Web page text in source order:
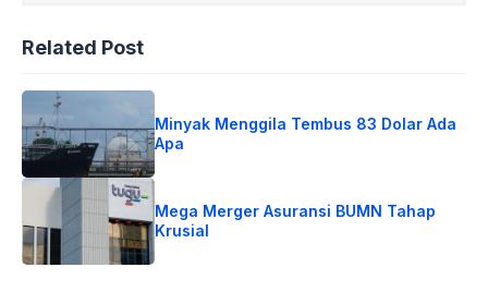
Related Post
Minyak Menggila Tembus 83 Dolar Ada
Apa
Mega Merger Asuransi BUMN Tahap
Krusial